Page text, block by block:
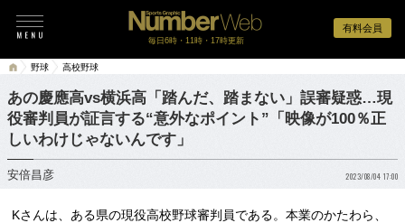
有料会員
毎日6時・11時・17時更新
野球 高校野球
あの慶應高vs横浜高「踏んだ、踏まない」誤審疑惑…現
役審判員が証言する“意外なポイント”「映像が100％正
しいわけじゃないんです」
安倍昌彦 2023/08/04 17:00
Kさんは、ある県の現役高校野球審判員である。本業のかたわら、